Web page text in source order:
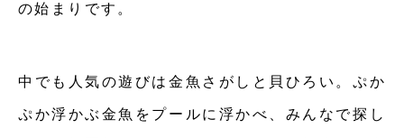
の始まりです。
中でも人気の遊びは金魚さがしと貝ひろい。ぷか
ぷか浮かぶ金魚をプールに浮かべ、みんなで探し